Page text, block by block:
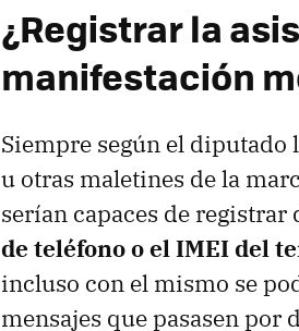
¿Registrar la
manifestación
Siempre según el
u otras maletines de la
serían capaces de registrar
de teléfono o el IMEI del
incluso con el mismo se
mensajes que pasasen por